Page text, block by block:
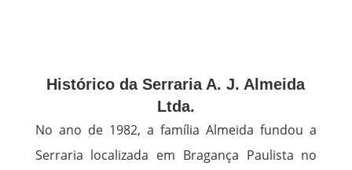
Histórico da Serraria A. J. Almeida
Ltda.
No ano de 1982, a família Almeida fundou a
Serraria localizada em Bragança Paulista no